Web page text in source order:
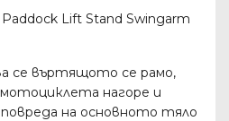
Lift Stand Swingarm
се въртящото се рамо,
нагоре и
повреда на основното тяло